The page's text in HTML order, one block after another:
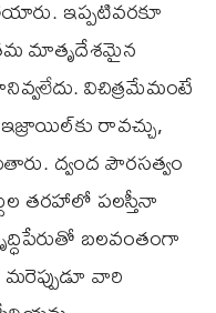
ఇప్పటివరకూ
మాతృదేశమైన
విచిత్రమేమంటే
రావచ్చు,
ద్వంద పౌరసత్వం
తరహాలో పలస్తీనా
బలవంతంగా
వారి